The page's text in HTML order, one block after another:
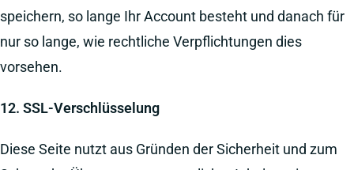
speichern, so lange Ihr Account besteht und danach für
nur so lange, wie rechtliche Verpflichtungen dies
vorsehen.
12. SSL-Verschlüsselung
Diese Seite nutzt aus Gründen der Sicherheit und zum